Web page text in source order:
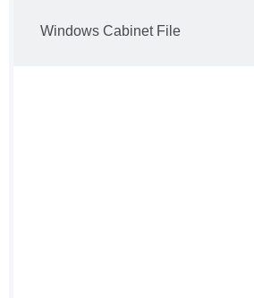
Windows Cabinet File